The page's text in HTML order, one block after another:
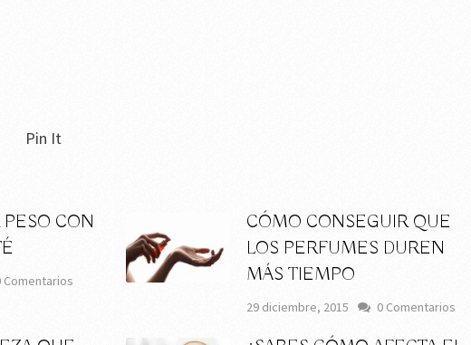
Pin It
CON
Comentarios
CÓMO CONSEGUIR QUE
LOS PERFUMES DUREN
MÁS TIEMPO
29 diciembre, 2015 0 Comentarios